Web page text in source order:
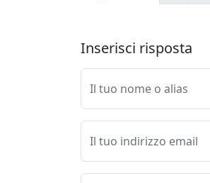
Inserisci risposta
Il tuo nome o alias
Il tuo indirizzo email